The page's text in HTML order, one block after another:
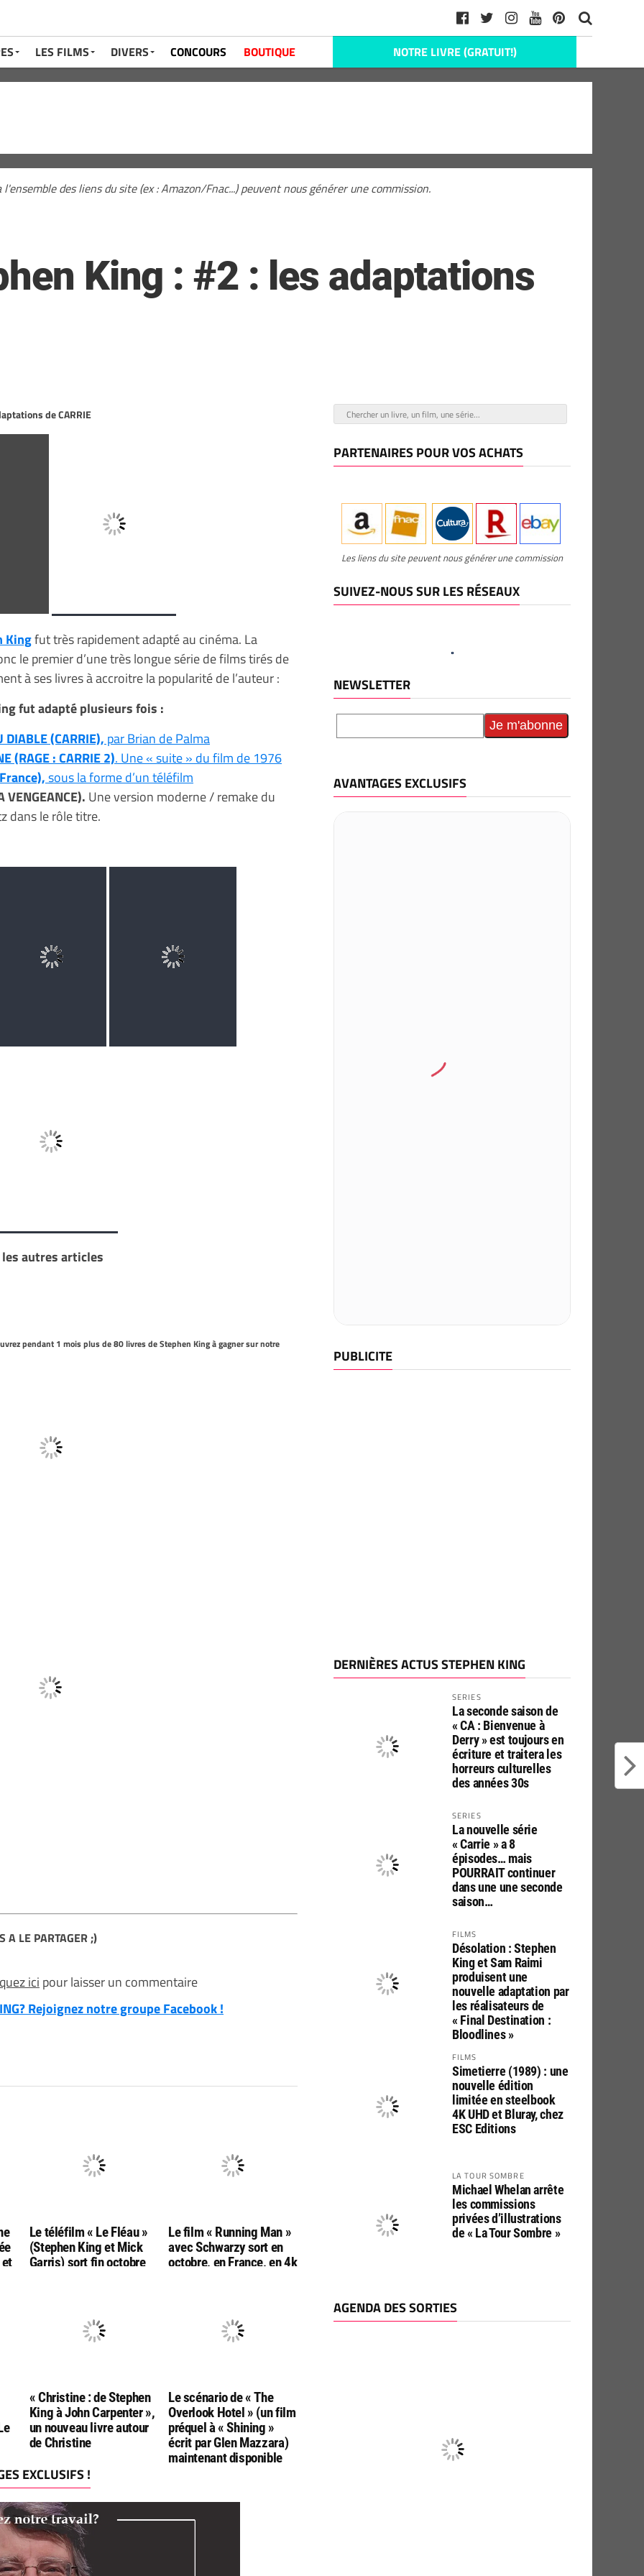
LES FILMS DIVERS CONCOURS BOUTIQUE NOTRE LIVRE (GRATUIT!)
des liens du site (ex : Amazon/Fnac...) peuvent nous générer une commission.
King : #2 : les adaptations
de CARRIE
Kingfut très rapidement adapté au cinéma. La
le premier d’une très longue série de films tirés de
à ses livres à accroitre la popularité de l’auteur :
fut adapté plusieurs fois :
(CARRIE), par Brian de Palma
(RAGE : CARRIE 2). Une « suite » du film de 1976
sous la forme d’un téléfilm
VENGEANCE). Une version moderne / remake du
dans le rôle titre.
les autres articles
pendant 1 mois plus de 80 livres de Stephen King à gagner sur notre
A LE PARTAGER ;)
ici pour laisser un commentaire
Rejoignez notre groupe Facebook !
Le téléfilm « Le Fléau »
(Stephen King et Mick
Garris) sort fin octobre
Le film « Running Man »
avec Schwarzy sort en
octobre, en France, en 4k
« Christine : de Stephen
King à John Carpenter »,
un nouveau livre autour
de Christine
Le scénario de « The
Overlook Hotel » (un film
préquel à « Shining »
écrit par Glen Mazzara)
maintenant disponible
EXCLUSIFS !
PARTENAIRES POUR VOS ACHATS
Les liens du site peuvent nous générer une commission
SUIVEZ-NOUS SUR LES RÉSEAUX
NEWSLETTER
AVANTAGES EXCLUSIFS
PUBLICITE
DERNIÈRES ACTUS STEPHEN KING
SERIES
La seconde saison de
« CA : Bienvenue à
Derry » est toujours en
écriture et traitera les
horreurs culturelles
des années 30s
SERIES
La nouvelle série
« Carrie » a 8
épisodes… mais
POURRAIT continuer
dans une une seconde
saison…
FILMS
Désolation : Stephen
King et Sam Raimi
produisent une
nouvelle adaptation par
les réalisateurs de
« Final Destination :
Bloodlines »
FILMS
Simetierre (1989) : une
nouvelle édition
limitée en steelbook
4K UHD et Bluray, chez
ESC Editions
LA TOUR SOMBRE
Michael Whelan arrête
les commissions
privées d’illustrations
de « La Tour Sombre »
AGENDA DES SORTIES